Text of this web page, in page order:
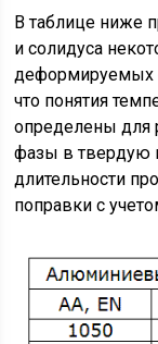
В таблице ниже
и солидуса
деформируемых
что понятия
определены для
фазы в твердую
длительности
поправки с